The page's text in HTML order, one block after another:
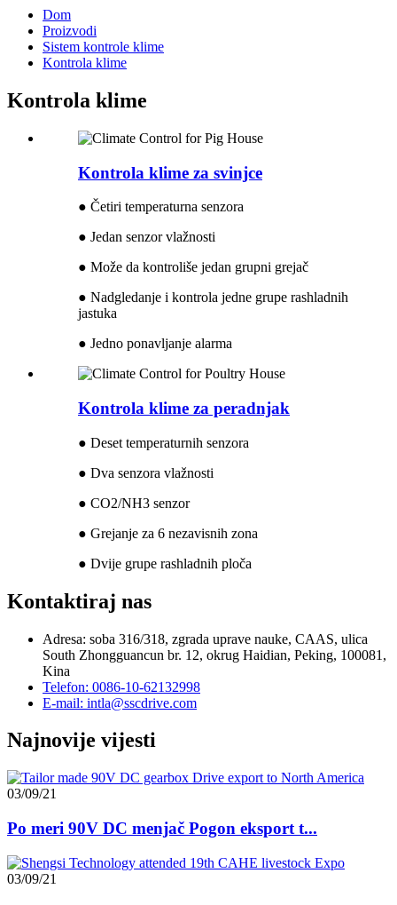
Dom
Proizvodi
Sistem kontrole klime
Kontrola klime
Kontrola klime
Kontrola klime za svinjce
● Četiri temperaturna senzora
● Jedan senzor vlažnosti
● Može da kontroliše jedan grupni grejač
● Nadgledanje i kontrola jedne grupe rashladnih
jastuka
● Jedno ponavljanje alarma
Kontrola klime za peradnjak
● Deset temperaturnih senzora
● Dva senzora vlažnosti
● CO2/NH3 senzor
● Grejanje za 6 nezavisnih zona
● Dvije grupe rashladnih ploča
Kontaktiraj nas
Adresa: soba 316/318, zgrada uprave nauke, CAAS, ulica
South Zhongguancun br. 12, okrug Haidian, Peking, 100081,
Kina
Telefon: 0086-10-62132998
E-mail: intla@sscdrive.com
Najnovije vijesti
03/09/21
Po meri 90V DC menjač Pogon eksport t...
03/09/21